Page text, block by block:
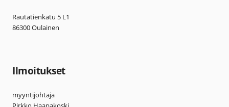
Rautatienkatu 5 L1
86300 Oulainen
Ilmoitukset
myyntijohtaja